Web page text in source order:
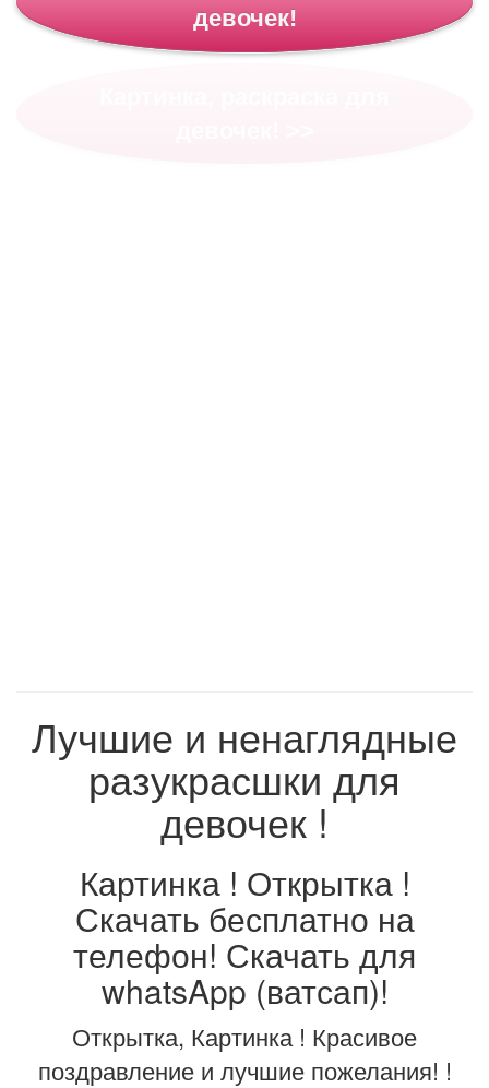
девочек!
Лучшие и ненаглядные
разукрасшки для
девочек !
Картинка ! Открытка !
Скачать бесплатно на
телефон! Скачать для
whatsApp (ватсап)!
Открытка, Картинка ! Красивое
поздравление и лучшие пожелания! !